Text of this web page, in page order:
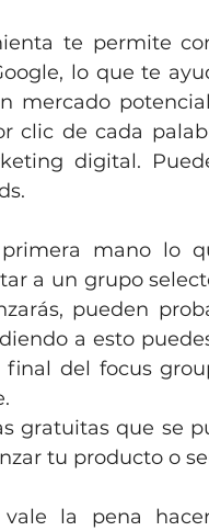
te permite
lo que te
mercado
clic de cada
digital.
mano lo
a un grupo
pueden
a esto
del focus
gratuitas que se
tu producto o
la pena